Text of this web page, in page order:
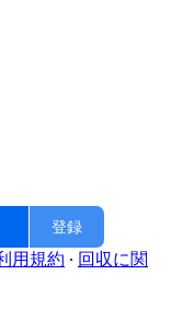
登録
用規約 ∙ 回収に関